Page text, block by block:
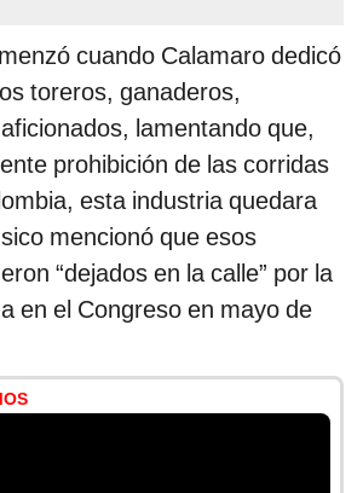
cuando Calamaro dedicó
toreros, ganaderos,
lamentando que,
prohibición de las corridas
esta industria quedara
mencionó que esos
“dejados en la calle” por la
en el Congreso en mayo de